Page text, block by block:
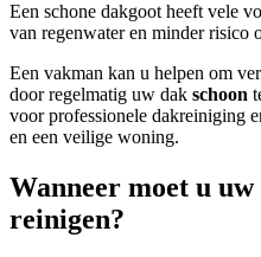
Een schone dakgoot heeft vele
van regenwater en minder risico
Een vakman kan u helpen om
door regelmatig uw dak schoon
voor professionele dakreiniging
en een veilige woning.
Wanneer moet u
reinigen?